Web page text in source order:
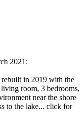
2021:
rebuilt in 2019 with the
room, 3 bedrooms,
near the shore
to the lake... click for